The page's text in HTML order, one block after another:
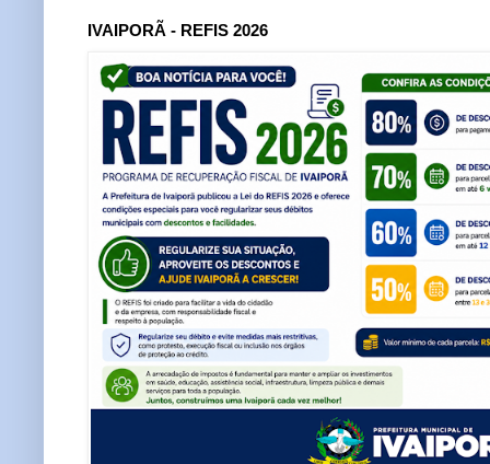
IVAIPORÃ - REFIS 2026